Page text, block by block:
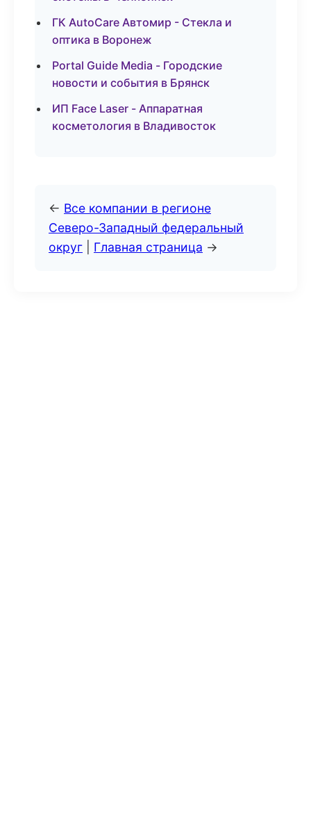
ГК AutoCare Автомир - Стекла и
оптика в Воронеж
Portal Guide Media - Городские
новости и события в Брянск
ИП Face Laser - Аппаратная
косметология в Владивосток
← Все компании в регионе
Северо-Западный федеральный
округ
Главная страница →